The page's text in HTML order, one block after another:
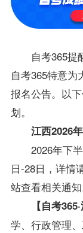
自考365提
自考365特意
报名公告。以
划。
江西2026
2026年下
日-28日，详情
站查看相关通知
【自考
学、行政管理